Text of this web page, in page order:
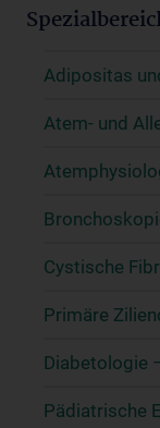
Adipositas
Atem- und
Cystische
Primäre
Diabetologie
Pädiatrische